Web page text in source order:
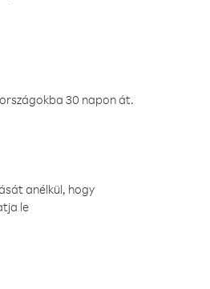
30 napon át.
anélkül, hogy
le